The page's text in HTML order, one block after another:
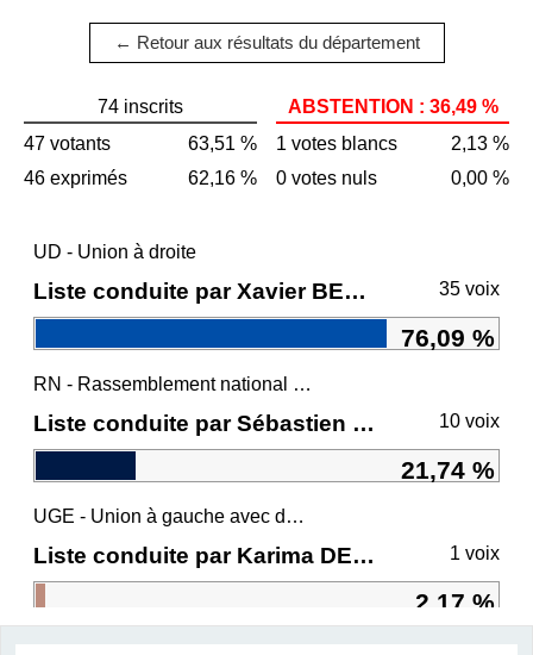
← Retour aux résultats du département
74 inscrits
47 votants
63,51 %
46 exprimés
62,16 %
ABSTENTION : 36,49 %
1 votes blancs
2,13 %
0 votes nuls
0,00 %
UD - Union à droite
Liste conduite par Xavier BERTRAND 35 voix
76,09 %
RN - Rassemblement national et ses alliés
Liste conduite par Sébastien CHENU 10 voix
21,74 %
UGE - Union à gauche avec des écologistes
Liste conduite par Karima DELLI 1 voix
2,17 %